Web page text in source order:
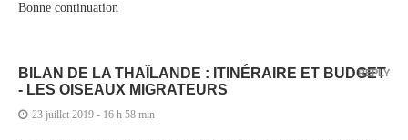
Bonne continuation
BILAN DE LA THAÏLANDE : ITINÉRAIRE ET BUDGET
- LES OISEAUX MIGRATEURS
23 juillet 2019 - 16 h 58 min
REPLY